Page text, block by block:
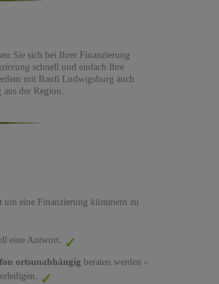
Sie sich bei Ihrer Finanzierung
schnell und einfach Ihre
mit Baufi Ludwigsburg auch
der Region.
um eine Finanzierung kümmern zu
eine Antwort.
ortsunabhängig beraten werden -